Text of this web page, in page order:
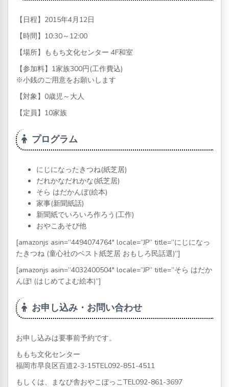
【日程】2015年4月12日
【時間】10:30～12:00
【場所】ももち文化センター 4F和室
【参加料】1家族300円(工作費込)
※小銭のご用意をお願いします
【対象】0歳児～大人
【定員】10家族
プログラム
にじになったきつね(紙芝居)
だれかなだれかな(紙芝居)
そら はだかんぼ(絵本)
家事(新聞紙話)
新聞紙でいろいろ作ろう(工作)
おやこあそび他
[amazonjs asin=”4494074764″ locale=”JP” title=”にじになっ
たきつね (童心社のベスト紙芝居 おもしろ民話選)”]
[amazonjs asin=”4032400504″ locale=”JP” title=”そら はだか
んぼ! (はじめてよむ絵本)”]
お申し込み・お問い合わせ
お申し込みは要事前予約です。
ももち文化センター
福岡市早良区百道2-3-15TEL092-851-4511
もしくは、まなび舎おやこぼっこTEL092-861-3697